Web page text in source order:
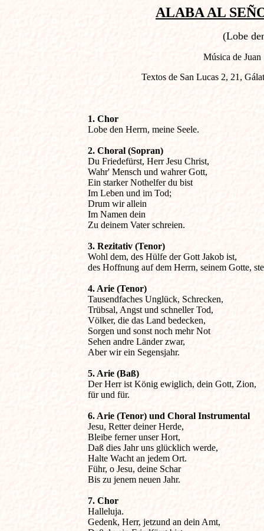
ALABA AL
(Lobe
Música de
Textos de San Lucas 2, 21,
1. Chor
Lobe den Herrn, meine Seele.
2. Choral (Sopran)
Du Friedefürst, Herr Jesu Christ,
Wahr' Mensch und wahrer Gott,
Ein starker Nothelfer du bist
Im Leben und im Tod;
Drum wir allein
Im Namen dein
Zu deinem Vater schreien.
3. Rezitativ (Tenor)
Wohl dem, des Hülfe der Gott Jakob ist,
des Hoffnung auf dem Herrn, seinem Gotte,
4. Arie (Tenor)
Tausendfaches Unglück, Schrecken,
Trübsal, Angst und schneller Tod,
Völker, die das Land bedecken,
Sorgen und sonst noch mehr Not
Sehen andre Länder zwar,
Aber wir ein Segensjahr.
5. Arie (Baß)
Der Herr ist König ewiglich, dein Gott, Zion,
für und für.
6. Arie (Tenor) und Choral Instrumental
Jesu, Retter deiner Herde,
Bleibe ferner unser Hort,
Daß dies Jahr uns glücklich werde,
Halte Wacht an jedem Ort.
Führ, o Jesu, deine Schar
Bis zu jenem neuen Jahr.
7. Chor
Halleluja.
Gedenk, Herr, jetzund an dein Amt,